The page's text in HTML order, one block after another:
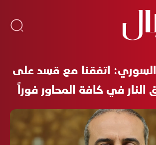
السوري: اتفقنا مع قسد على
في كافة المحاور فوراً